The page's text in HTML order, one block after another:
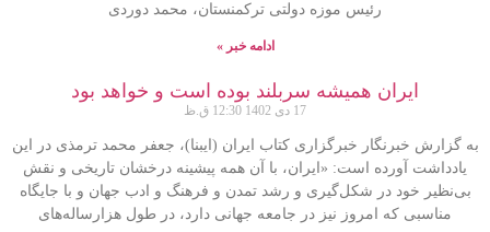
رئیس موزه دولتی ترکمنستان، محمد دوردی
ادامه خبر »
ایران همیشه سربلند بوده است و خواهد بود
17 دی 1402 12:30 ق.ظ
به گزارش خبرنگار خبرگزاری کتاب ایران (ایبنا)، جعفر محمد ترمذی در این
یادداشت آورده است: «ایران، با آن همه پیشینه درخشان تاریخی و نقش
بی‌نظیر خود در شکل‌گیری و رشد تمدن و فرهنگ و ادب جهان و با جایگاه
مناسبی که امروز نیز در جامعه جهانی دارد، در طول هزارساله‌های